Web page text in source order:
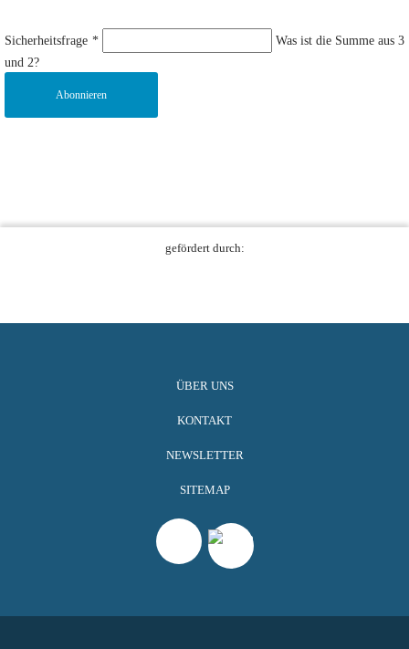
Sicherheitsfrage *
Was ist die Summe aus 3
und 2?
Abonnieren
gefördert durch:
ÜBER UNS
KONTAKT
NEWSLETTER
SITEMAP